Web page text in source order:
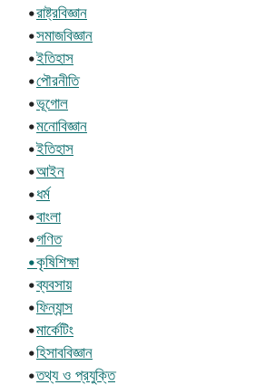
•রাষ্ট্রবিজ্ঞান
•সমাজবিজ্ঞান
•ইতিহাস
•পৌরনীতি
•ভূগোল
•মনোবিজ্ঞান
•ইতিহাস
•আইন
•ধর্ম
•বাংলা
•গণিত
•কৃষিশিক্ষা
•ব্যবসায়
•ফিন্যান্স
•মার্কেটিং
•হিসাববিজ্ঞান
•তথ্য ও প্রযুক্তি